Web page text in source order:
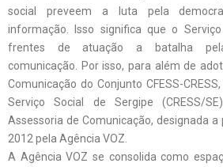
social preveem a luta pela
informação. Isso significa que o
frentes de atuação a batalha
comunicação. Por isso, para além de
Comunicação do Conjunto CFESS-
Serviço Social de Sergipe (CRESS/
Assessoria de Comunicação, designada
2012 pela Agência VOZ.
A Agência VOZ se consolida como